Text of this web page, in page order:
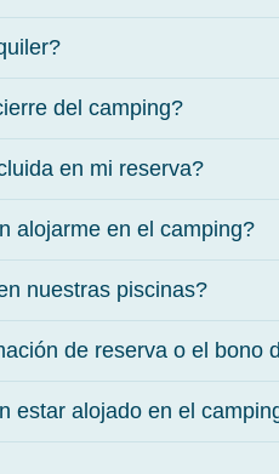
del camping?
en mi reserva?
alojarme en el camping?
nuestras piscinas?
de reserva o el bono
estar alojado en el